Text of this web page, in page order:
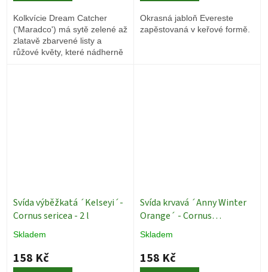
Kolkvície Dream Catcher
('Maradco') má sytě zelené až
zlatavě zbarvené listy a
růžové květy, které nádherně
Okrasná jabloň Evereste
zapěstovaná v keřové formě.
Svída výběžkatá ´Kelseyi´-
Cornus sericea - 2 l
Skladem
158 Kč
Svída krvavá ´Anny Winter
Orange´ - Cornus
sanquinea - 2 l
Skladem
158 Kč